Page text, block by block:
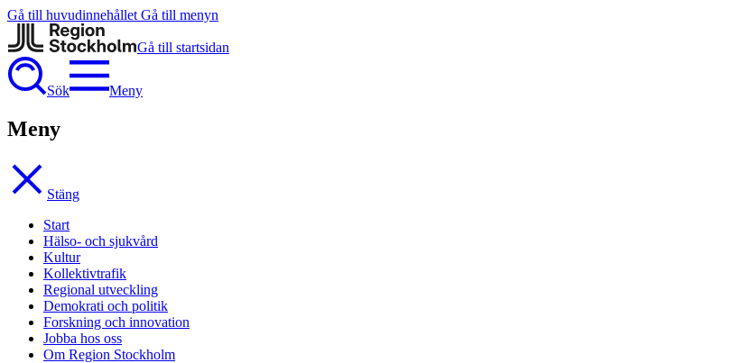
Gå till huvudinnehållet Gå till menyn
Gå till startsidan
Sök Meny
Meny
Stäng
Start
Hälso- och sjukvård
Kultur
Kollektivtrafik
Regional utveckling
Demokrati och politik
Forskning och innovation
Jobba hos oss
Om Region Stockholm